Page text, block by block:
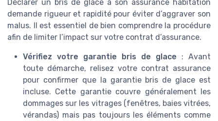
Déclarer un bris de glace à son assurance habitation
demande rigueur et rapidité pour éviter d’aggraver son
malus. Il est essentiel de bien comprendre la procédure
afin de limiter l’impact sur votre contrat d’assurance.
Vérifiez votre garantie bris de glace : Avant
toute démarche, relisez votre contrat assurance
pour confirmer que la garantie bris de glace est
incluse. Cette garantie couvre généralement les
dommages sur les vitrages (fenêtres, baies vitrées,
vérandas) mais pas toujours les éléments comme